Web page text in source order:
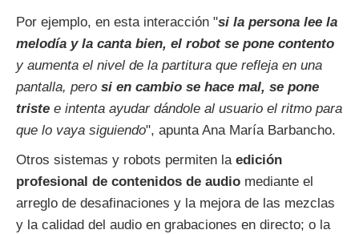
Por ejemplo, en esta interacción "si la persona lee la
melodía y la canta bien, el robot se pone contento
y aumenta el nivel de la partitura que refleja en una
pantalla, pero si en cambio se hace mal, se pone
triste e intenta ayudar dándole al usuario el ritmo para
que lo vaya siguiendo", apunta Ana María Barbancho.
Otros sistemas y robots permiten laedición
profesional de contenidos de audio mediante el
arreglo de desafinaciones y la mejora de las mezclas
y la calidad del audio en grabaciones en directo; o la